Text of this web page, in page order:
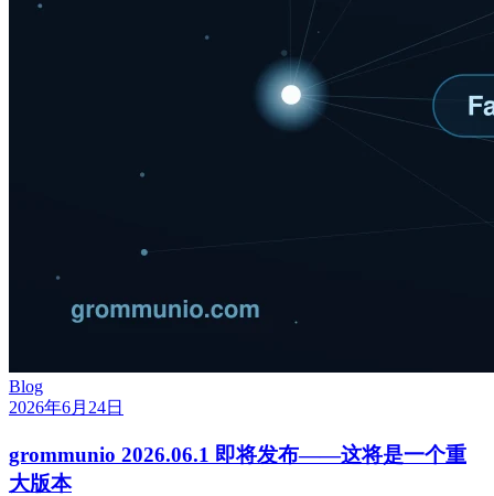
Blog
2026年6月24日
grommunio 2026.06.1 即将发布——这将是一个重
大版本